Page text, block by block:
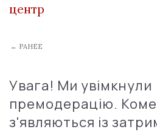
центр
← РАНЕЕ
Увага! Ми увімкнули
премодерацію.
з'являються із